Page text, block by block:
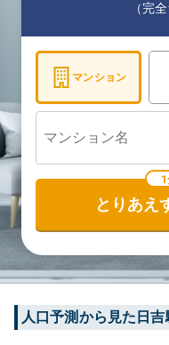
（完
マンション
とりあえ
人口予測から見た 日吉